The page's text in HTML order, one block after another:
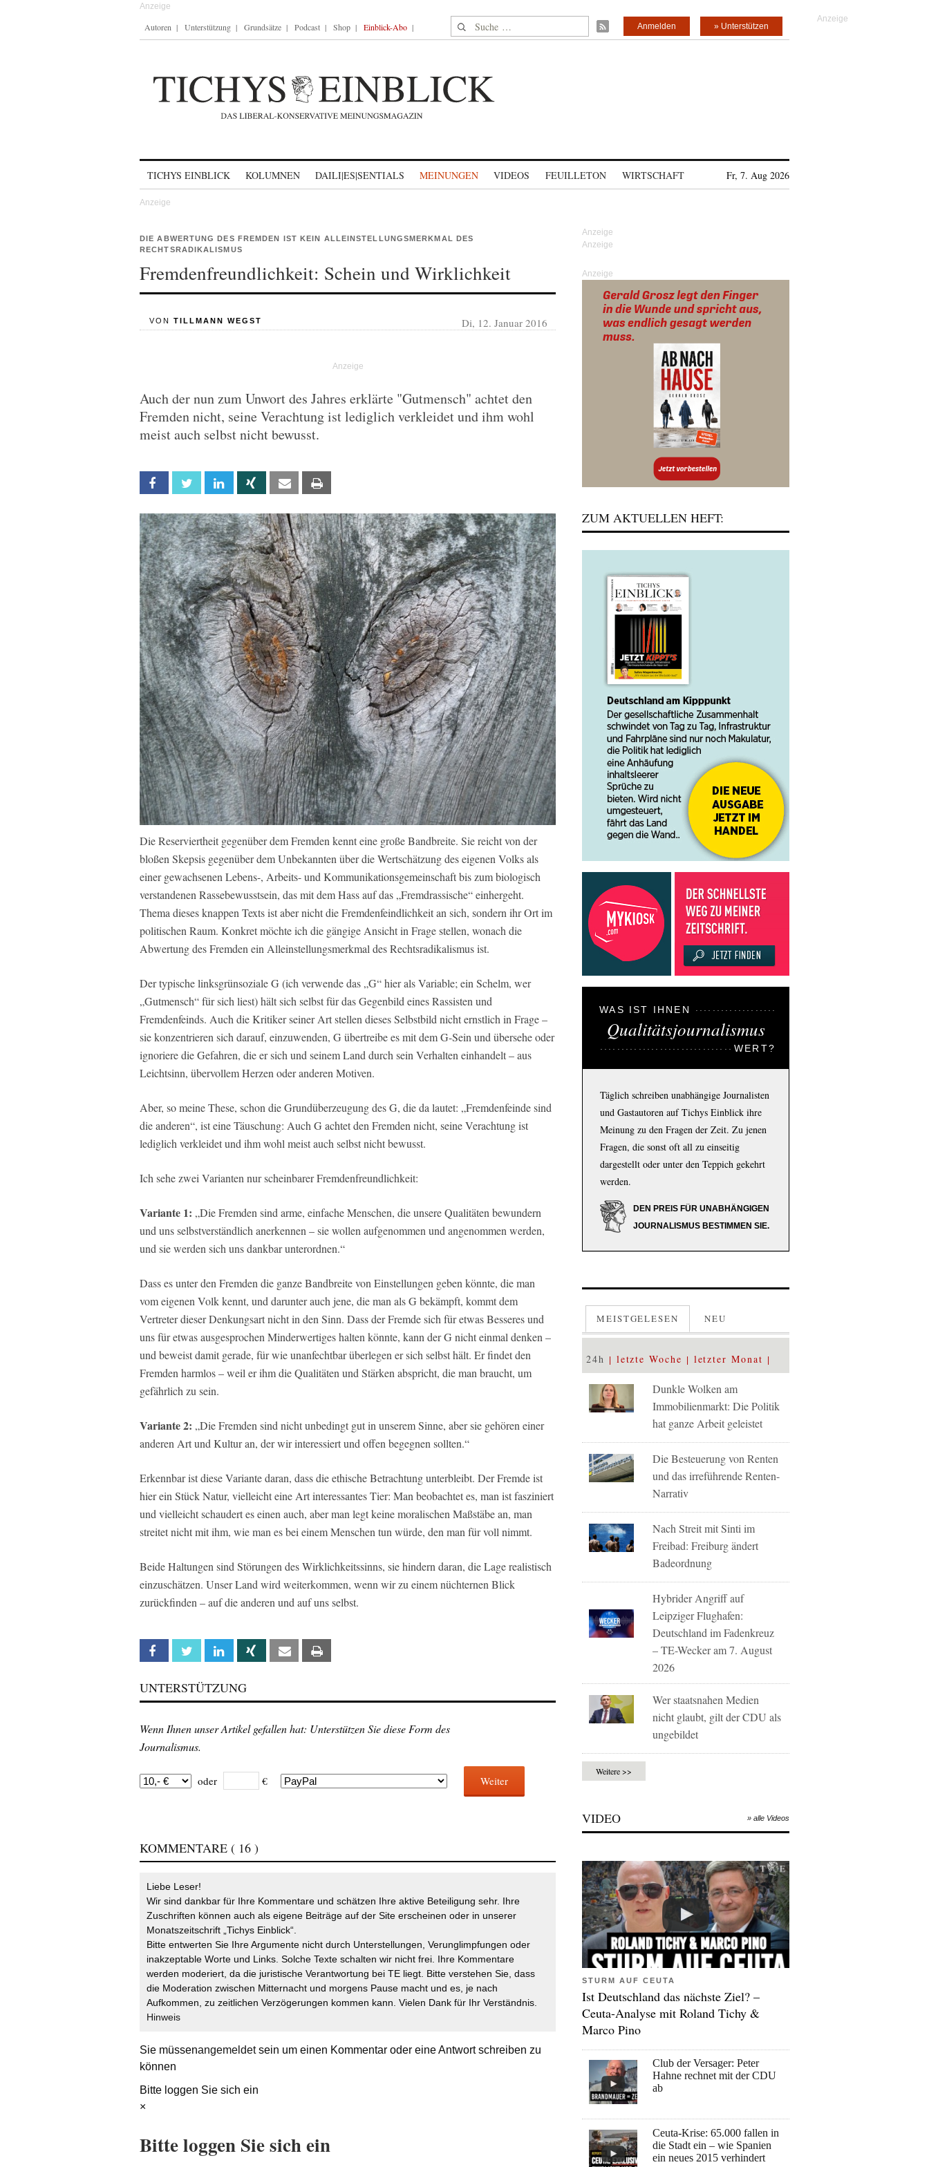
Autoren Unterstützung Grundsätze Podcast Shop Einblick-Abo Suche nach: » Unterstützen
Anmelden
TICHYS EINBLICK KOLUMNEN DAILI|ES|SENTIALS MEINUNGEN VIDEOS FEUILLETON WIRTSCHAFT Fr, 7. Aug 2026
DIE ABWERTUNG DES FREMDEN IST KEIN ALLEINSTELLUNGSMERKMAL DES
RECHTSRADIKALISMUS
Fremdenfreundlichkeit: Schein und Wirklichkeit
VON TILLMANN WEGST Di, 12. Januar 2016
Auch der nun zum Unwort des Jahres erklärte "Gutmensch" achtet den
Fremden nicht, seine Verachtung ist lediglich verkleidet und ihm wohl
meist auch selbst nicht bewusst.
Facebook Twitter Linkedin Xing Email
Die Reserviertheit gegenüber dem Fremden kennt eine große Bandbreite. Sie reicht von der
bloßen Skepsis gegenüber dem Unbekannten über die Wertschätzung des eigenen Volks als
einer gewachsenen Lebens-, Arbeits- und Kommunikationsgemeinschaft bis zum biologisch
verstandenen Rassebewusstsein, das mit dem Hass auf das „Fremdrassische“ einhergeht.
Thema dieses knappen Texts ist aber nicht die Fremdenfeindlichkeit an sich, sondern ihr Ort im
politischen Raum. Konkret möchte ich die gängige Ansicht in Frage stellen, wonach die
Abwertung des Fremden ein Alleinstellungsmerkmal des Rechtsradikalismus ist.
Der typische linksgrünsoziale G (ich verwende das „G“ hier als Variable; ein Schelm, wer
„Gutmensch“ für sich liest) hält sich selbst für das Gegenbild eines Rassisten und
Fremdenfeinds. Auch die Kritiker seiner Art stellen dieses Selbstbild nicht ernstlich in Frage –
sie konzentrieren sich darauf, einzuwenden, G übertreibe es mit dem G-Sein und übersehe oder
ignoriere die Gefahren, die er sich und seinem Land durch sein Verhalten einhandelt – aus
Leichtsinn, übervollem Herzen oder anderen Motiven.
Aber, so meine These, schon die Grundüberzeugung des G, die da lautet: „Fremdenfeinde sind
die anderen“, ist eine Täuschung: Auch G achtet den Fremden nicht, seine Verachtung ist
lediglich verkleidet und ihm wohl meist auch selbst nicht bewusst.
Ich sehe zwei Varianten nur scheinbarer Fremdenfreundlichkeit:
Variante 1: „Die Fremden sind arme, einfache Menschen, die unsere Qualitäten bewundern
und uns selbstverständlich anerkennen – sie wollen aufgenommen und angenommen werden,
und sie werden sich uns dankbar unterordnen.“
Dass es unter den Fremden die ganze Bandbreite von Einstellungen geben könnte, die man
vom eigenen Volk kennt, und darunter auch jene, die man als G bekämpft, kommt dem
Vertreter dieser Denkungsart nicht in den Sinn. Dass der Fremde sich für etwas Besseres und
uns für etwas ausgesprochen Minderwertiges halten könnte, kann der G nicht einmal denken –
und beweist damit gerade, für wie unanfechtbar überlegen er sich selbst hält. Er findet den
Fremden harmlos – weil er ihm die Qualitäten und Stärken abspricht, die man braucht, um
gefährlich zu sein.
Variante 2: „Die Fremden sind nicht unbedingt gut in unserem Sinne, aber sie gehören einer
anderen Art und Kultur an, der wir interessiert und offen begegnen sollten.“
Erkennbar ist diese Variante daran, dass die ethische Betrachtung unterbleibt. Der Fremde ist
hier ein Stück Natur, vielleicht eine Art interessantes Tier: Man beobachtet es, man ist fasziniert
und vielleicht schaudert es einen auch, aber man legt keine moralischen Maßstäbe an, man
streitet nicht mit ihm, wie man es bei einem Menschen tun würde, den man für voll nimmt.
Beide Haltungen sind Störungen des Wirklichkeitssinns, sie hindern daran, die Lage realistisch
einzuschätzen. Unser Land wird weiterkommen, wenn wir zu einem nüchternen Blick
zurückfinden – auf die anderen und auf uns selbst.
Facebook Twitter Linkedin Xing Email
UNTERSTÜTZUNG
Wenn Ihnen unser Artikel gefallen hat: Unterstützen Sie diese Form des
Journalismus.
oder € Weiter
KOMMENTARE ( 16 )
Liebe Leser!
Wir sind dankbar für Ihre Kommentare und schätzen Ihre aktive Beteiligung sehr. Ihre
Zuschriften können auch als eigene Beiträge auf der Site erscheinen oder in unserer
Monatszeitschrift „Tichys Einblick“.
Bitte entwerten Sie Ihre Argumente nicht durch Unterstellungen, Verunglimpfungen oder
inakzeptable Worte und Links. Solche Texte schalten wir nicht frei. Ihre Kommentare
werden moderiert, da die juristische Verantwortung bei TE liegt. Bitte verstehen Sie, dass
die Moderation zwischen Mitternacht und morgens Pause macht und es, je nach
Aufkommen, zu zeitlichen Verzögerungen kommen kann. Vielen Dank für Ihr Verständnis.
Hinweis
Sie müssenangemeldetsein um einen Kommentar oder eine Antwort schreiben zu
können
Bitte loggen Sie sich ein
×
Bitte loggen Sie sich ein
Anzeige
ZUM AKTUELLEN HEFT:
WAS IST IHNEN
Qualitätsjournalismus
WERT?
Täglich schreiben unabhängige Journalisten
und Gastautoren auf Tichys Einblick ihre
Meinung zu den Fragen der Zeit. Zu jenen
Fragen, die sonst oft all zu einseitig
dargestellt oder unter den Teppich gekehrt
werden.
DEN PREIS FÜR UNABHÄNGIGEN
JOURNALISMUS BESTIMMEN SIE.
MEISTGELESEN NEU
24h letzte Woche letzter Monat
Dunkle Wolken am
Immobilienmarkt: Die Politik
hat ganze Arbeit geleistet
Die Besteuerung von Renten
und das irreführende Renten-
Narrativ
Nach Streit mit Sinti im
Freibad: Freiburg ändert
Badeordnung
Hybrider Angriff auf
Leipziger Flughafen:
Deutschland im Fadenkreuz
– TE-Wecker am 7. August
2026
Wer staatsnahen Medien
nicht glaubt, gilt der CDU als
ungebildet
Weitere >>
VIDEO » alle Videos
STURM AUF CEUTA
Ist Deutschland das nächste Ziel? –
Ceuta-Analyse mit Roland Tichy &
Marco Pino
Club der Versager: Peter
Hahne rechnet mit der CDU
ab
Ceuta-Krise: 65.000 fallen in
die Stadt ein – wie Spanien
ein neues 2015 verhindert